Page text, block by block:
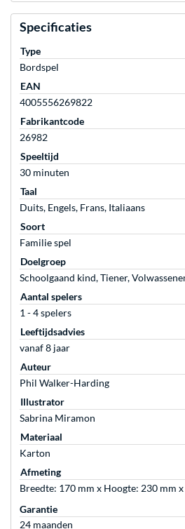
Specificaties
Type
Bordspel
EAN
4005556269822
Fabrikantcode
26982
Speeltijd
30 minuten
Taal
Duits, Engels, Frans, Italiaans
Soort
Familie spel
Doelgroep
Schoolgaand kind, Tiener,
Aantal spelers
1 - 4 spelers
Leeftijdsadvies
vanaf 8 jaar
Auteur
Phil Walker-Harding
Illustrator
Sabrina Miramon
Materiaal
Karton
Afmeting
Breedte: 170 mm x Hoogte: 230 mm
Garantie
24 maanden